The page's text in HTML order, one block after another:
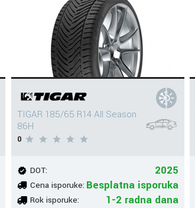
TIGAR 185/65 R14 All Season
86H
0
DOT: 2025
Cena isporuke: Besplatna isporuka
Rok isporuke: 1-2 radna dana